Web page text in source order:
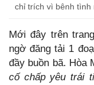
chỉ trích vì bênh tình
Mới đây trên
ngờ đăng tải 1
đầy buồn bã. Hòa
cố chấp yêu trái